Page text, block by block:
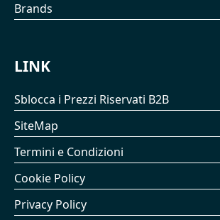
Brands
LINK
Sblocca i Prezzi Riservati B2B
SiteMap
Termini e Condizioni
Cookie Policy
Privacy Policy